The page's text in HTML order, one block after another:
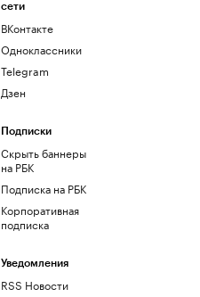
сети
ВКонтакте
Одноклассники
Telegram
Дзен
Подписки
Скрыть баннеры
на РБК
Подписка на РБК
Корпоративная
подписка
Уведомления
RSS Новости